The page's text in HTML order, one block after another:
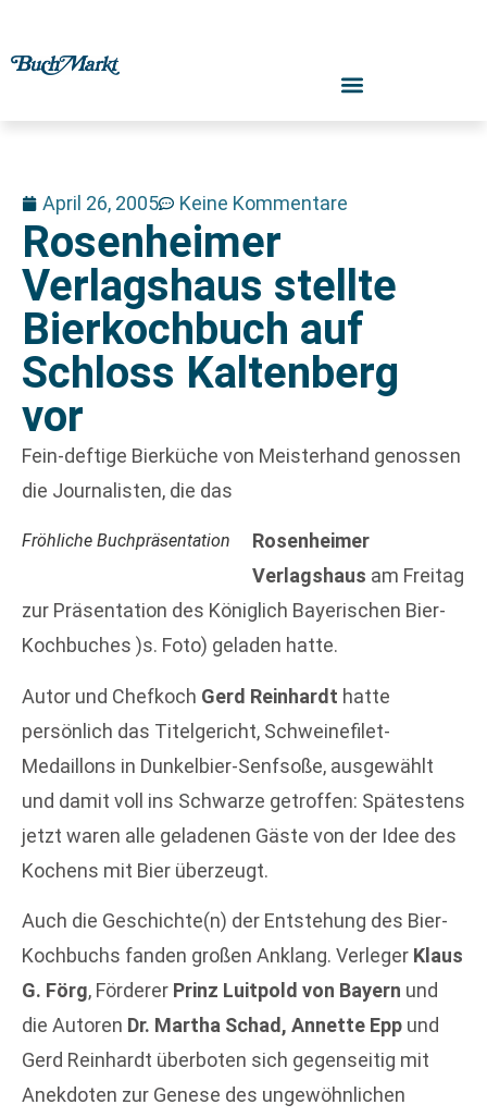
April 26, 2005 Keine Kommentare
Rosenheimer
Verlagshaus stellte
Bierkochbuch auf
Schloss Kaltenberg
vor
Fein-deftige Bierküche von Meisterhand genossen
die Journalisten, die das
Fröhliche Buchpräsentation
Rosenheimer
Verlagshaus am Freitag
zur Präsentation des Königlich Bayerischen Bier-
Kochbuches )s. Foto) geladen hatte.
Autor und Chefkoch Gerd Reinhardt hatte
persönlich das Titelgericht, Schweinefilet-
Medaillons in Dunkelbier-Senfsoße, ausgewählt
und damit voll ins Schwarze getroffen: Spätestens
jetzt waren alle geladenen Gäste von der Idee des
Kochens mit Bier überzeugt.
Auch die Geschichte(n) der Entstehung des Bier-
Kochbuchs fanden großen Anklang. Verleger Klaus
G. Förg, Förderer Prinz Luitpold von Bayern und
die Autoren Dr. Martha Schad, Annette Epp und
Gerd Reinhardt überboten sich gegenseitig mit
Anekdoten zur Genese des ungewöhnlichen